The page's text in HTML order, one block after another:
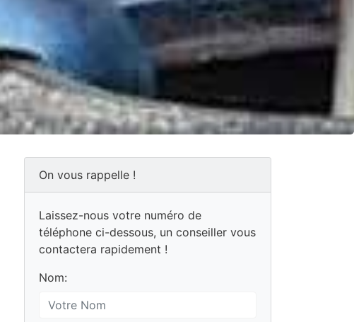
On vous rappelle !
Laissez-nous votre numéro de
téléphone ci-dessous, un conseiller vous
contactera rapidement !
Nom: